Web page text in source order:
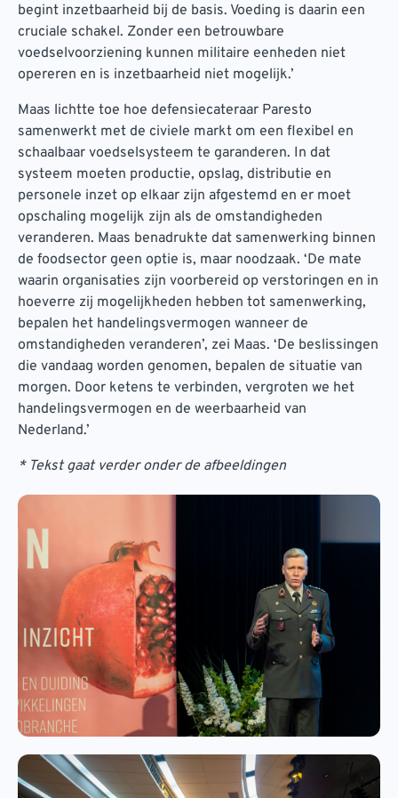
begint inzetbaarheid bij de basis. Voeding is daarin een
cruciale schakel. Zonder een betrouwbare
voedselvoorziening kunnen militaire eenheden niet
opereren en is inzetbaarheid niet mogelijk.’
Maas lichtte toe hoe defensiecateraar Paresto
samenwerkt met de civiele markt om een flexibel en
schaalbaar voedselsysteem te garanderen. In dat
systeem moeten productie, opslag, distributie en
personele inzet op elkaar zijn afgestemd en er moet
opschaling mogelijk zijn als de omstandigheden
veranderen. Maas benadrukte dat samenwerking binnen
de foodsector geen optie is, maar noodzaak. ‘De mate
waarin organisaties zijn voorbereid op verstoringen en in
hoeverre zij mogelijkheden hebben tot samenwerking,
bepalen het handelingsvermogen wanneer de
omstandigheden veranderen’, zei Maas. ‘De beslissingen
die vandaag worden genomen, bepalen de situatie van
morgen. Door ketens te verbinden, vergroten we het
handelingsvermogen en de weerbaarheid van
Nederland.’
* Tekst gaat verder onder de afbeeldingen